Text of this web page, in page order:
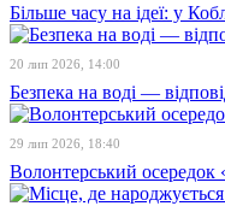
Більше часу на ідеї: у
20 лип 2026, 14:00
Безпека на воді —
29 лип 2026, 18:40
Волонтерський осередок